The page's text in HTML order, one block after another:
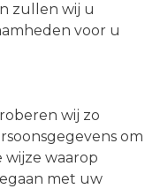
zullen wij u
voor u
wij zo
om
wijze waarop
met uw